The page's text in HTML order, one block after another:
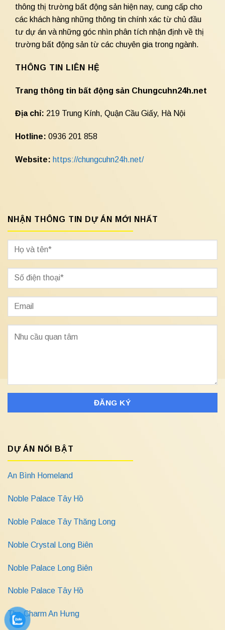
thông thị trường bất động sản hiện nay, cung cấp cho
các khách hàng những thông tin chính xác từ chủ đầu
tư dự án và những góc nhìn phân tích nhận định về thị
trường bất động sản từ các chuyên gia trong ngành.
THÔNG TIN LIÊN HỆ
Trang thông tin bất động sản Chungcuhn24h.net
Địa chỉ: 219 Trung Kính, Quận Cầu Giấy, Hà Nội
Hotline: 0936 201 858
Website: https://chungcuhn24h.net/
NHẬN THÔNG TIN DỰ ÁN MỚI NHẤT
DỰ ÁN NỔI BẬT
An Bình Homeland
Noble Palace Tây Hồ
Noble Palace Tây Thăng Long
Noble Crystal Long Biên
Noble Palace Long Biên
Noble Palace Tây Hồ
The Charm An Hưng